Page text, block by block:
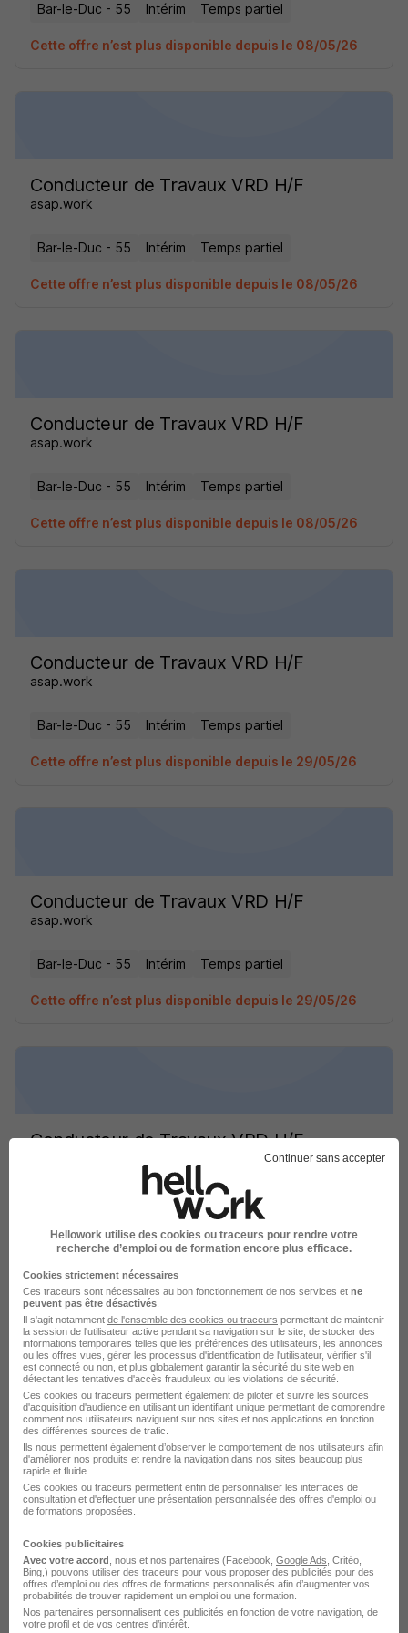
Bar-le-Duc - 55 Intérim Temps partiel
Cette offre n’est plus disponible depuis le 08/05/26
Conducteur de Travaux VRD H/F
asap.work
Bar-le-Duc - 55 Intérim Temps partiel
Cette offre n’est plus disponible depuis le 08/05/26
Conducteur de Travaux VRD H/F
asap.work
Bar-le-Duc - 55 Intérim Temps partiel
Cette offre n’est plus disponible depuis le 08/05/26
Conducteur de Travaux VRD H/F
asap.work
Bar-le-Duc - 55 Intérim Temps partiel
Cette offre n’est plus disponible depuis le 29/05/26
Conducteur de Travaux VRD H/F
asap.work
Bar-le-Duc - 55 Intérim Temps partiel
Cette offre n’est plus disponible depuis le 29/05/26
Conducteur de Travaux VRD H/F
Intérim Temps partiel
Cette offre n’est plus disponible depuis le 29/05/26
Conducteur de Travaux VRD H/F
asap.work
Bar-le-Duc - 55 Intérim Temps partiel
Cette offre n’est plus disponible depuis le 29/05/26
Conducteur de Travaux VRD H/F
Continuer sans accepter
Hellowork utilise des cookies ou traceurs pour rendre votre
recherche d’emploi ou de formation encore plus efficace.
Cookies strictement nécessaires
Ces traceurs sont nécessaires au bon fonctionnement de nos services et ne
peuvent pas être désactivés
Il s'agit notamment de l'ensemble des cookies ou traceurs permettant de maintenir
la session de l'utilisateur active pendant sa navigation sur le site, de stocker des
informations temporaires telles que les préférences des utilisateurs, les annonces
ou les offres vues, gérer les processus d'identification de l'utilisateur, vérifier s'il
est connecté ou non, et plus globalement garantir la sécurité du site web en
détectant les tentatives d'accès frauduleux ou les violations de sécurité.
Ces cookies ou traceurs permettent également de piloter et suivre les sources
d'acquisition d'audience en utilisant un identifiant unique permettant de comprendre
comment nos utilisateurs naviguent sur nos sites et nos applications en fonction
des différentes sources de trafic.
Ils nous permettent également d’observer le comportement de nos utilisateurs afin
d'améliorer nos produits et rendre la navigation dans nos sites beaucoup plus
rapide et fluide.
Ces cookies ou traceurs permettent enfin de personnaliser les interfaces de
consultation et d'effectuer une présentation personnalisée des offres d'emploi ou
de formations proposées.
Cookies publicitaires
Avec votre accord , nous et nos partenaires (Facebook, Google Ads , Critéo,
Bing,) pouvons utiliser des traceurs pour vous proposer des publicités pour des
offres d’emploi ou des offres de formations personnalisés afin d’augmenter vos
probabilités de trouver rapidement un emploi ou une formation.
Nos partenaires personnalisent ces publicités en fonction de votre navigation, de
votre profil et de vos centres d’intérêt.